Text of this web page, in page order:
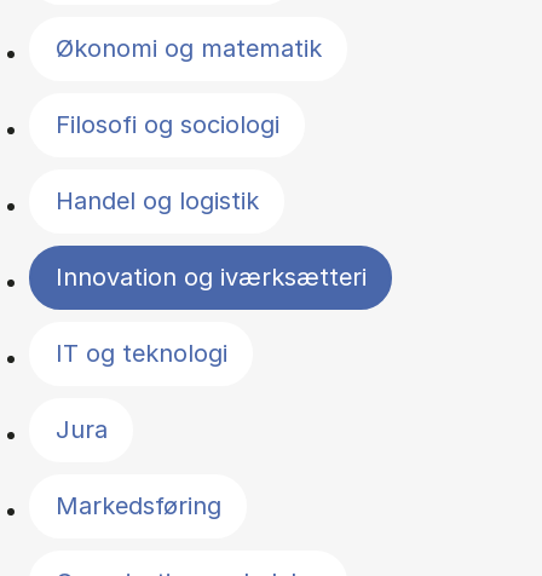
Økonomi og matematik
Filosofi og sociologi
Handel og logistik
Innovation og iværksætteri
IT og teknologi
Jura
Markedsføring